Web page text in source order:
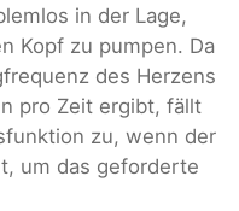
in der Lage,
Kopf zu pumpen. Da
des Herzens
pro Zeit ergibt, fällt
zu, wenn der
um das geforderte